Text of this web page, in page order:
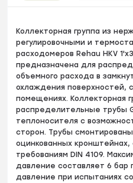
Коллекторная группа из
регулировочными и
расходомеров Rehau HKV
предназначена для
объемного расхода в
охлаждения поверхностей,
помещениях. Коллекторная
распределительные трубы
теплоносителя с
сторон. Трубы
оцинкованных
требованиям DIN 4109.
давление составляет 6 бар
давление при испытаниях